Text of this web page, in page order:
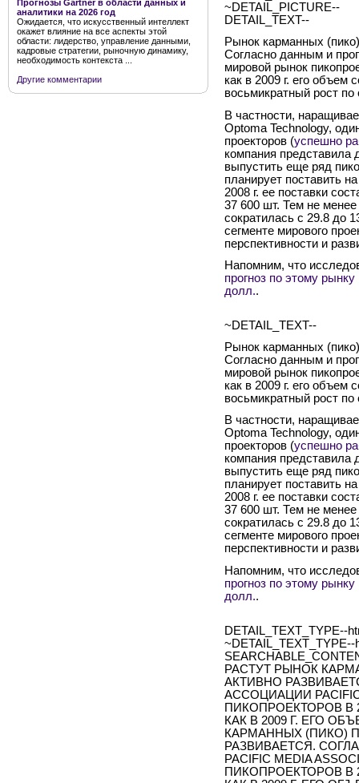
Прогнозы Gartner в области данных и
аналитики на 2026 год
Ожидается, что искусственный интеллект
окажет влияние на все аспекты этой
области: лидерство, управление данными,
кадровые стратегии, рыночную динамику,
необходимость контекста ...
Другие комментарии
~DETAIL_PICTURE--
DETAIL_TEXT--
Рынок карманных
Согласно данным и
мировой рынок
как в 2009 г. его объем
восьмикратный рост по
В частности,
Optoma Technology,
проекторов (успешно
компания представила
выпустить еще ряд
планирует поставить
2008 г. ее поставки
37 600 шт. Тем не
сократилась с 29.8 до
сегменте мирового
перспективности и
Напомним, что
прогноз по этому
долл..
~DETAIL_TEXT--
Рынок карманных
Согласно данным и
мировой рынок
как в 2009 г. его объем
восьмикратный рост по
В частности,
Optoma Technology,
проекторов (успешно
компания представила
выпустить еще ряд
планирует поставить
2008 г. ее поставки
37 600 шт. Тем не
сократилась с 29.8 до
сегменте мирового
перспективности и
Напомним, что
прогноз по этому
долл..
DETAIL_TEXT_TYPE--
~DETAIL_TEXT_TYPE--
РАСТУТ РЫНОК
АКТИВНО
АССОЦИАЦИИ
ПИКОПРОЕКТОРОВ В
КАК В 2009 Г. ЕГО
КАРМАННЫХ (ПИКО)
РАЗВИВАЕТСЯ.
PACIFIC MEDIA
ПИКОПРОЕКТОРОВ В